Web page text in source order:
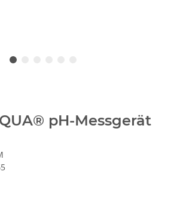
pH-Messgerät